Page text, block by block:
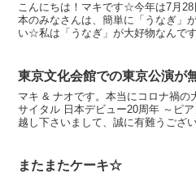
こんにちは！マキです☆今年は7月
本のみなさんは、簡単に「うなぎ」
い☆私は「うなぎ」が大好物なんで
東京文化会館での東京公演が
マキ & ナオです。本当にコロナ禍の
サイタル 日本デビュー20周年 ～ピ
越し下さいまして、誠に有難うござ
またまたケーキ☆